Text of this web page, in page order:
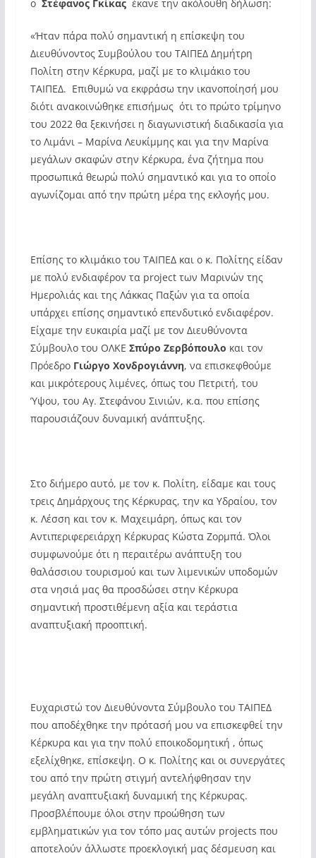
ο Στέφανος Γκίκαςέκανε την ακόλουθη δήλωση:
«Ήταν πάρα πολύ σημαντική η επίσκεψη του
Διευθύνοντος Συμβούλου του ΤΑΙΠΕΔ Δημήτρη
Πολίτη στην Κέρκυρα, μαζί με το κλιμάκιο του
ΤΑΙΠΕΔ. Επιθυμώ να εκφράσω την ικανοποίησή μου
διότι ανακοινώθηκε επισήμως ότι το πρώτο τρίμηνο
του 2022 θα ξεκινήσει η διαγωνιστική διαδικασία για
το Λιμάνι – Μαρίνα Λευκίμμης και για την Μαρίνα
μεγάλων σκαφών στην Κέρκυρα, ένα ζήτημα που
προσωπικά θεωρώ πολύ σημαντικό και για το οποίο
αγωνίζομαι από την πρώτη μέρα της εκλογής μου.
Επίσης το κλιμάκιο του ΤΑΙΠΕΔ και ο κ. Πολίτης είδαν
με πολύ ενδιαφέρον τα project των Μαρινών της
Ημερολιάς και της Λάκκας Παξών για τα οποία
υπάρχει επίσης σημαντικό επενδυτικό ενδιαφέρον.
Είχαμε την ευκαιρία μαζί με τον Διευθύνοντα
Σύμβουλο του ΟΛΚΕ Σπύρο Ζερβόπουλο και τον
Πρόεδρο Γιώργο Χονδρογιάννη, να επισκεφθούμε
και μικρότερους λιμένες, όπως του Πετριτή, του
Ύψου, του Αγ. Στεφάνου Σινιών, κ.α. που επίσης
παρουσιάζουν δυναμική ανάπτυξης.
Στο διήμερο αυτό, με τον κ. Πολίτη, είδαμε και τους
τρεις Δημάρχους της Κέρκυρας, την κα Υδραίου, τον
κ. Λέσση και τον κ. Μαχειμάρη, όπως και τον
Αντιπεριφερειάρχη Κέρκυρας Κώστα Ζορμπά. Όλοι
συμφωνούμε ότι η περαιτέρω ανάπτυξη του
θαλάσσιου τουρισμού και των λιμενικών υποδομών
στα νησιά μας θα προσδώσει στην Κέρκυρα
σημαντική προστιθέμενη αξία και τεράστια
αναπτυξιακή προοπτική.
Ευχαριστώ τον Διευθύνοντα Σύμβουλο του ΤΑΙΠΕΔ
που αποδέχθηκε την πρότασή μου να επισκεφθεί την
Κέρκυρα και για την πολύ εποικοδομητική , όπως
εξελίχθηκε, επίσκεψη. Ο κ. Πολίτης και οι συνεργάτες
του από την πρώτη στιγμή αντελήφθησαν την
μεγάλη αναπτυξιακή δυναμική της Κέρκυρας.
Προσβλέπουμε όλοι στην προώθηση των
εμβληματικών για τον τόπο μας αυτών projects που
αποτελούν άλλωστε προεκλογική μας δέσμευση και